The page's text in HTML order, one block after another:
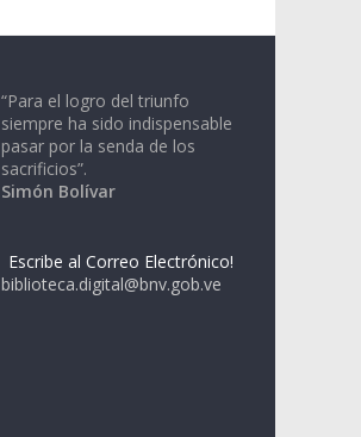
“Para el logro del triunfo
siempre ha sido indispensable
pasar por la senda de los
sacrificios”.
Simón Bolívar
Escribe al Correo Electrónico!
biblioteca.digital@bnv.gob.ve